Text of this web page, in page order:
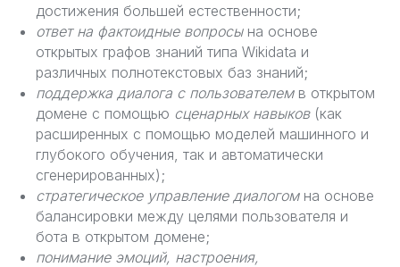
достижения большей естественности;
ответ на фактоидные вопросына основе
открытых графов знаний типа Wikidata и
различных полнотекстовых баз знаний;
поддержка диалога с пользователемв открытом
домене с помощью сценарных навыков (как
расширенных с помощью моделей машинного и
глубокого обучения, так и автоматически
сгенерированных);
стратегическое управление диалогомна основе
балансировки между целями пользователя и
бота в открытом домене;
понимание эмоций, настроения,